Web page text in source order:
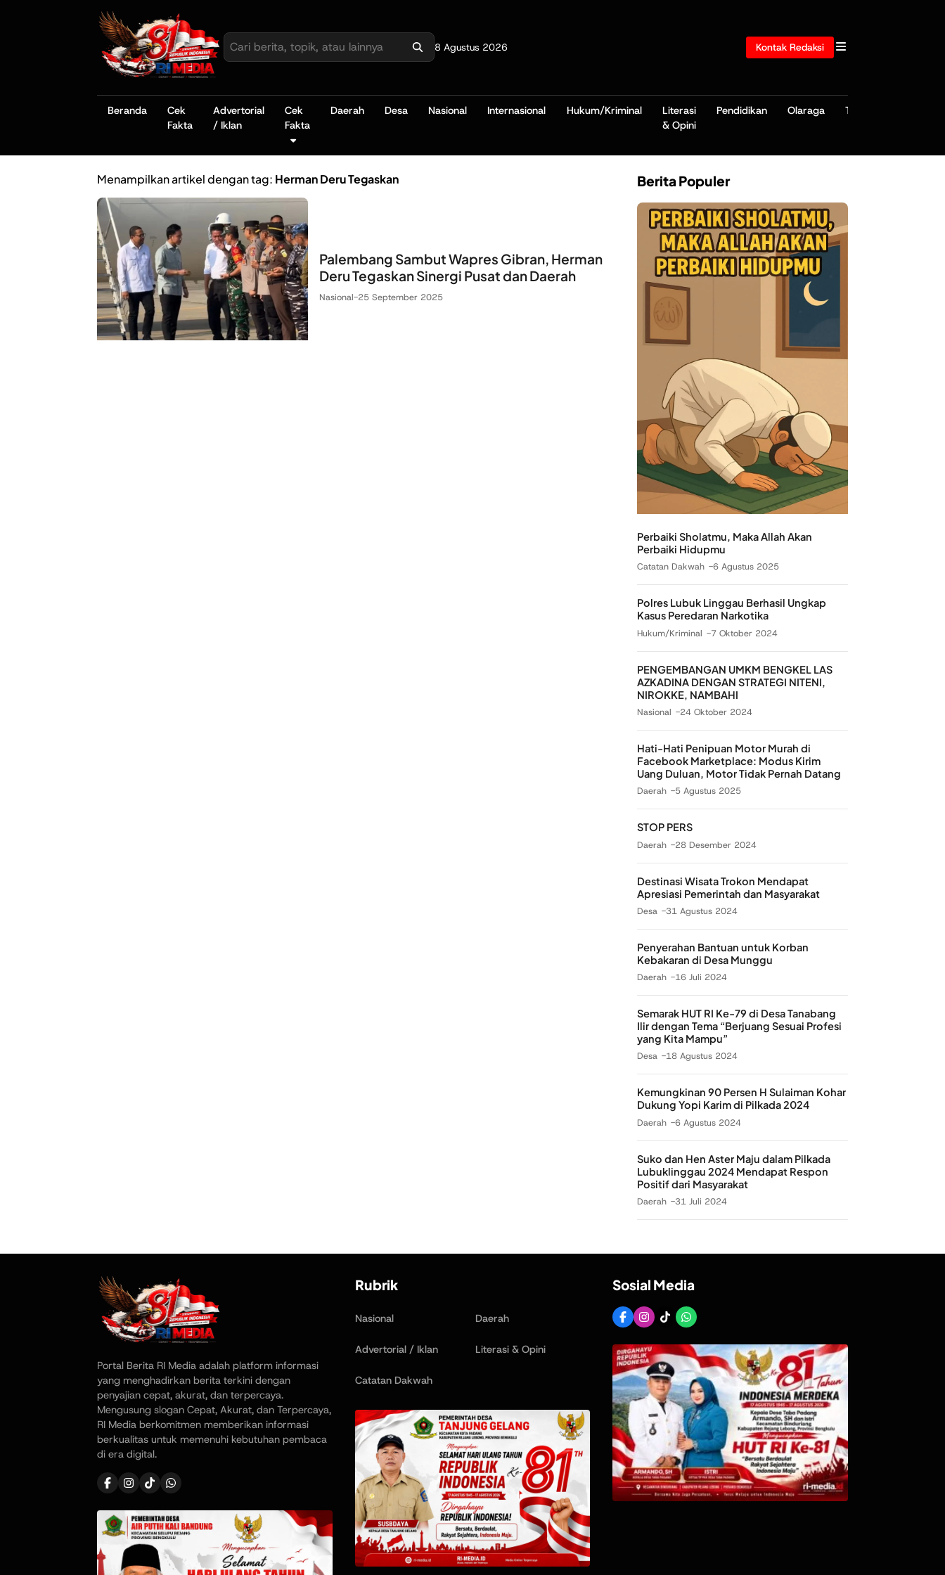
8 Agustus 2026 Kontak Redaksi
Beranda
Cek
Fakta
Advertorial
/ Iklan
Cek
Fakta
Daerah Desa Nasional Internasional Hukum/Kriminal
Literasi
& Opini
Pendidikan Olaraga TNI/POLRI
Menampilkan artikel dengan tag: Herman Deru Tegaskan
Palembang Sambut Wapres Gibran, Herman
Deru Tegaskan Sinergi Pusat dan Daerah
Nasional-25 September 2025
Berita Populer
Perbaiki Sholatmu, Maka Allah Akan
Perbaiki Hidupmu
Catatan Dakwah 6 Agustus 2025
Polres Lubuk Linggau Berhasil Ungkap
Kasus Peredaran Narkotika
Hukum/Kriminal 7 Oktober 2024
PENGEMBANGAN UMKM BENGKEL LAS
AZKADINA DENGAN STRATEGI NITENI,
NIROKKE, NAMBAHI
Nasional 24 Oktober 2024
Hati-Hati Penipuan Motor Murah di
Facebook Marketplace: Modus Kirim
Uang Duluan, Motor Tidak Pernah Datang
Daerah 5 Agustus 2025
STOP PERS
Daerah 28 Desember 2024
Destinasi Wisata Trokon Mendapat
Apresiasi Pemerintah dan Masyarakat
Desa 31 Agustus 2024
Penyerahan Bantuan untuk Korban
Kebakaran di Desa Munggu
Daerah 16 Juli 2024
Semarak HUT RI Ke-79 di Desa Tanabang
Ilir dengan Tema “Berjuang Sesuai Profesi
yang Kita Mampu”
Desa 18 Agustus 2024
Kemungkinan 90 Persen H Sulaiman Kohar
Dukung Yopi Karim di Pilkada 2024
Daerah 6 Agustus 2024
Suko dan Hen Aster Maju dalam Pilkada
Lubuklinggau 2024 Mendapat Respon
Positif dari Masyarakat
Daerah 31 Juli 2024
Portal Berita RI Media adalah platform informasi
yang menghadirkan berita terkini dengan
penyajian cepat, akurat, dan terpercaya.
Mengusung slogan Cepat, Akurat, dan Terpercaya,
RI Media berkomitmen memberikan informasi
berkualitas untuk memenuhi kebutuhan pembaca
di era digital.
Rubrik
Nasional Daerah
Advertorial / Iklan Literasi & Opini
Catatan Dakwah
Sosial Media